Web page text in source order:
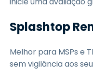
Splashtop
Melhor para MSPs e
sem vigilância aos